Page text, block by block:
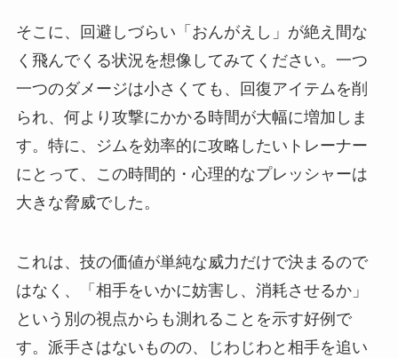
そこに、回避しづらい「おんがえし」が絶え間な
く飛んでくる状況を想像してみてください。一つ
一つのダメージは小さくても、回復アイテムを削
られ、何より攻撃にかかる時間が大幅に増加しま
す。特に、ジムを効率的に攻略したいトレーナー
にとって、この時間的・心理的なプレッシャーは
大きな脅威でした。
これは、技の価値が単純な威力だけで決まるので
はなく、「相手をいかに妨害し、消耗させるか」
という別の視点からも測れることを示す好例で
す。派手さはないものの、じわじわと相手を追い